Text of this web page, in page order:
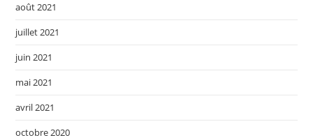
août 2021
juillet 2021
juin 2021
mai 2021
avril 2021
octobre 2020